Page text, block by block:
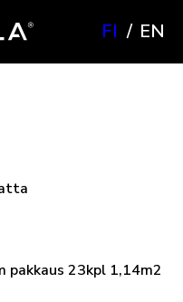
FI EN
pakkaus 23kpl 1,14m2